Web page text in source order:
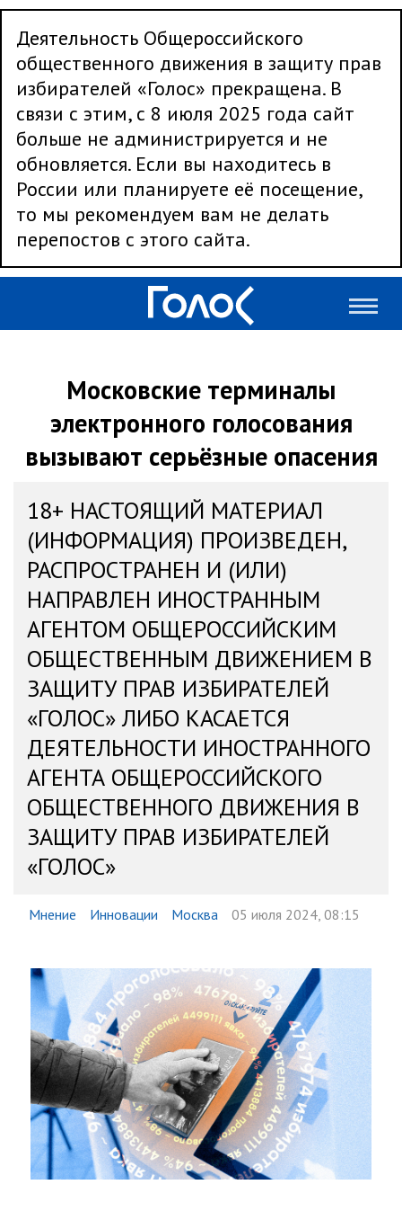
Деятельность Общероссийского
общественного движения в защиту прав
избирателей «Голос» прекращена. В
связи с этим, с 8 июля 2025 года сайт
больше не администрируется и не
обновляется. Если вы находитесь в
России или планируете её посещение,
то мы рекомендуем вам не делать
перепостов с этого сайта.
Московские терминалы
электронного голосования
вызывают серьёзные опасения
18+ НАСТОЯЩИЙ МАТЕРИАЛ
(ИНФОРМАЦИЯ) ПРОИЗВЕДЕН,
РАСПРОСТРАНЕН И (ИЛИ)
НАПРАВЛЕН ИНОСТРАННЫМ
АГЕНТОМ ОБЩЕРОССИЙСКИМ
ОБЩЕСТВЕННЫМ ДВИЖЕНИЕМ В
ЗАЩИТУ ПРАВ ИЗБИРАТЕЛЕЙ
«ГОЛОС» ЛИБО КАСАЕТСЯ
ДЕЯТЕЛЬНОСТИ ИНОСТРАННОГО
АГЕНТА ОБЩЕРОССИЙСКОГО
ОБЩЕСТВЕННОГО ДВИЖЕНИЯ В
ЗАЩИТУ ПРАВ ИЗБИРАТЕЛЕЙ
«ГОЛОС»
Мнение Инновации Москва 05 июля 2024, 08:15